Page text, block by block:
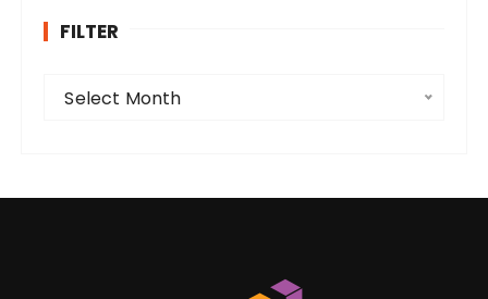
FILTER
e
Select Month